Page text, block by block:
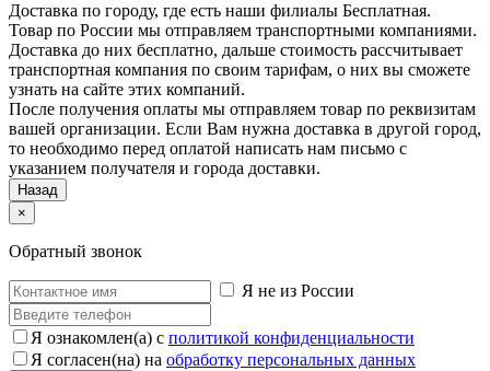
Доставка по городу, где есть наши филиалы Бесплатная.
Товар по России мы отправляем транспортными компаниями.
Доставка до них бесплатно, дальше стоимость рассчитывает
транспортная компания по своим тарифам, о них вы сможете
узнать на сайте этих компаний.
После получения оплаты мы отправляем товар по реквизитам
вашей организации. Если Вам нужна доставка в другой город,
то необходимо перед оплатой написать нам письмо с
указанием получателя и города доставки.
Назад
×
Обратный звонок
Я не из России
Я ознакомлен(а) с политикой конфиденциальности
Я согласен(на) на обработку персональных данных